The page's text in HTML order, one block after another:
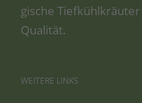
gi­sche
Qualität.
WEITERE LINKS